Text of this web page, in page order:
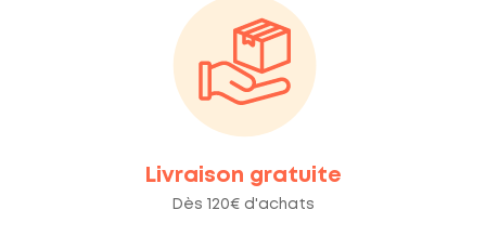
Livraison gratuite
Dès 120€ d'achats